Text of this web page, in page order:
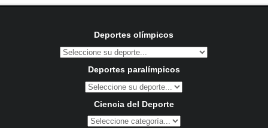
Deportes olímpicos
Deportes paralímpicos
Ciencia del Deporte